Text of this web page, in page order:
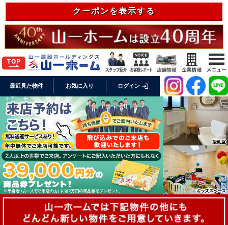
クーポンを表示する
最近見た物件 お気に入り ログイン login